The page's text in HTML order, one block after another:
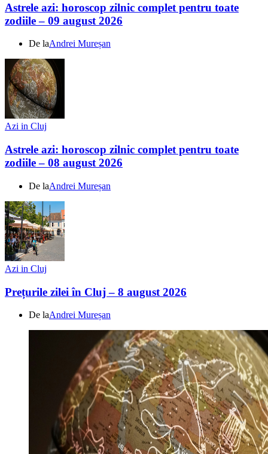
Astrele azi: horoscop zilnic complet pentru toate
zodiile – 09 august 2026
De laAndrei Mureșan
Azi in Cluj
Astrele azi: horoscop zilnic complet pentru toate
zodiile – 08 august 2026
De laAndrei Mureșan
Azi in Cluj
Prețurile zilei în Cluj – 8 august 2026
De laAndrei Mureșan